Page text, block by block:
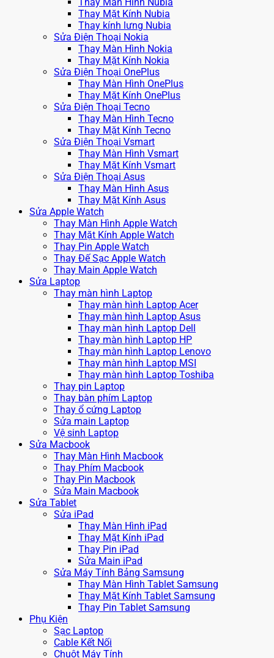
Thay Màn Hình Nubia
Thay Mặt Kính Nubia
Thay kính lưng Nubia
Sửa Điện Thoại Nokia
Thay Màn Hình Nokia
Thay Mặt Kính Nokia
Sửa Điện Thoại OnePlus
Thay Màn Hình OnePlus
Thay Mặt Kính OnePlus
Sửa Điện Thoại Tecno
Thay Màn Hình Tecno
Thay Mặt Kính Tecno
Sửa Điện Thoại Vsmart
Thay Màn Hình Vsmart
Thay Mặt Kính Vsmart
Sửa Điện Thoại Asus
Thay Màn Hình Asus
Thay Mặt Kính Asus
Sửa Apple Watch
Thay Màn Hình Apple Watch
Thay Mặt Kính Apple Watch
Thay Pin Apple Watch
Thay Đế Sạc Apple Watch
Thay Main Apple Watch
Sửa Laptop
Thay màn hình Laptop
Thay màn hình Laptop Acer
Thay màn hình Laptop Asus
Thay màn hình Laptop Dell
Thay màn hình Laptop HP
Thay màn hình Laptop Lenovo
Thay màn hình Laptop MSI
Thay màn hình Laptop Toshiba
Thay pin Laptop
Thay bàn phím Laptop
Thay ổ cứng Laptop
Sửa main Laptop
Vệ sinh Laptop
Sửa Macbook
Thay Màn Hình Macbook
Thay Phím Macbook
Thay Pin Macbook
Sửa Main Macbook
Sửa Tablet
Sửa iPad
Thay Màn Hình iPad
Thay Mặt Kính iPad
Thay Pin iPad
Sửa Main iPad
Sửa Máy Tính Bảng Samsung
Thay Màn Hình Tablet Samsung
Thay Mặt Kính Tablet Samsung
Thay Pin Tablet Samsung
Phụ Kiện
Sạc Laptop
Cable Kết Nối
Chuột Máy Tính